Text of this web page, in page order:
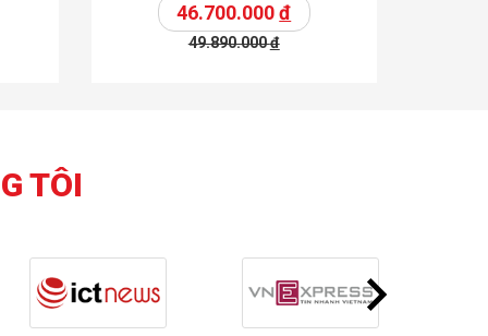
46.700.000đ
49.890.000đ
TÔI